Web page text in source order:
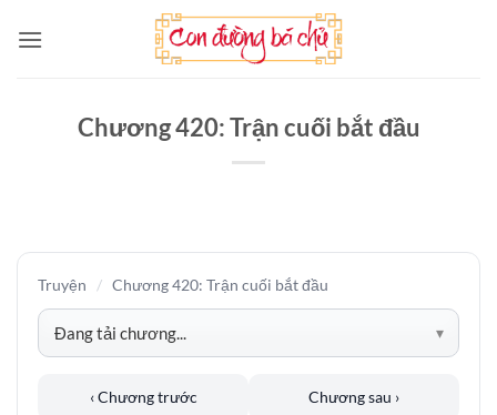
qua
Chương 420: Trận cuối bắt đầu
Truyện / Chương 420: Trận cuối bắt đầu
‹ Chương trước Chương sau ›